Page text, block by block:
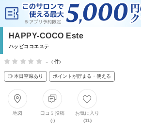
HAPPY-COCO Este
ハッピココエステ
- (-件)
◎ 本日空席あり ポイントが貯まる・使える
地図
口コミ投稿
(-)
お気に入り
(11)